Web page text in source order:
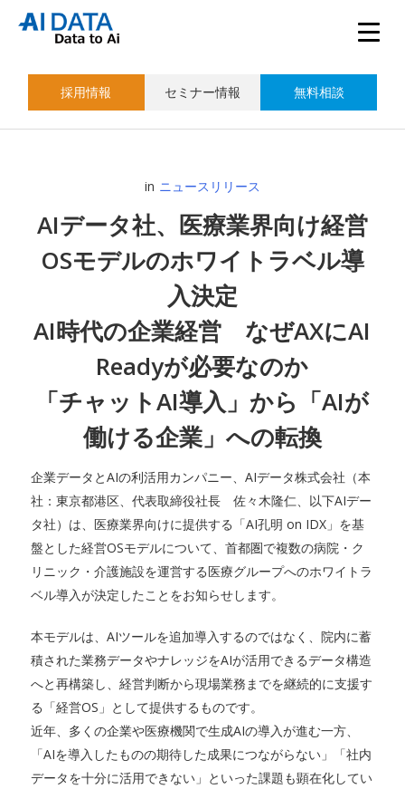
採用情報 セミナー情報 無料相談
in ニュースリリース
AIデータ社、医療業界向け経営
OSモデルのホワイトラベル導
入決定
AI時代の企業経営 なぜAXにAI
Readyが必要なのか
「チャットAI導入」から「AIが
働ける企業」への転換
企業データとAIの利活用カンパニー、AIデータ株式会社（本
社：東京都港区、代表取締役社長 佐々木隆仁、以下AIデー
タ社）は、医療業界向けに提供する「AI孔明 on IDX」を基
盤とした経営OSモデルについて、首都圏で複数の病院・ク
リニック・介護施設を運営する医療グループへのホワイトラ
ベル導入が決定したことをお知らせします。
本モデルは、AIツールを追加導入するのではなく、院内に蓄
積された業務データやナレッジをAIが活用できるデータ構造
へと再構築し、経営判断から現場業務までを継続的に支援す
る「経営OS」として提供するものです。
近年、多くの企業や医療機関で生成AIの導入が進む一方、
「AIを導入したものの期待した成果につながらない」「社内
データを十分に活用できない」といった課題も顕在化してい